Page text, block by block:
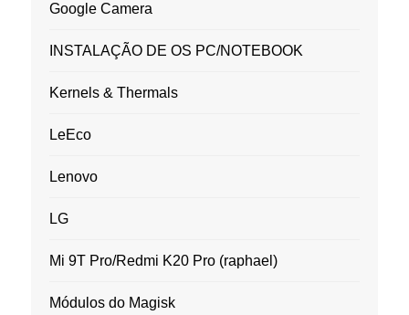
Google Camera
INSTALAÇÃO DE OS PC/NOTEBOOK
Kernels & Thermals
LeEco
Lenovo
LG
Mi 9T Pro/Redmi K20 Pro (raphael)
Módulos do Magisk